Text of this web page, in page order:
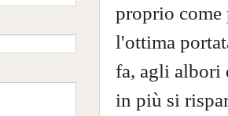
proprio come
l'ottima
fa, agli albori
in più si